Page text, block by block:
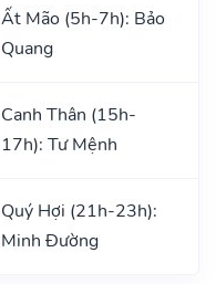
Ất Mão (5h-7h): Bảo
Quang
Canh Thân (15h-
17h): Tư Mệnh
Quý Hợi (21h-23h):
Minh Đường